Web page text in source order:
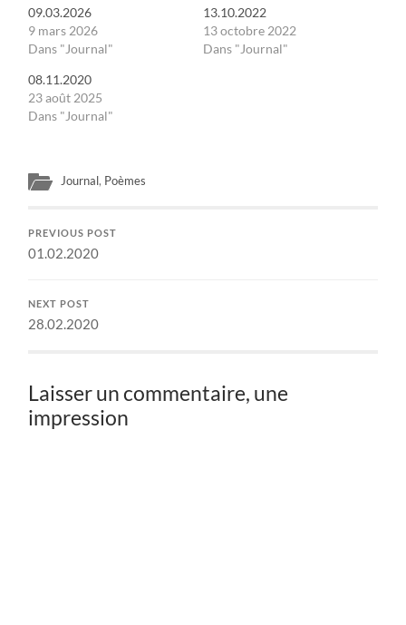
09.03.2026
9 mars 2026
Dans "Journal"
13.10.2022
13 octobre 2022
Dans "Journal"
08.11.2020
23 août 2025
Dans "Journal"
Journal, Poèmes
PREVIOUS POST
01.02.2020
NEXT POST
28.02.2020
Laisser un commentaire, une
impression